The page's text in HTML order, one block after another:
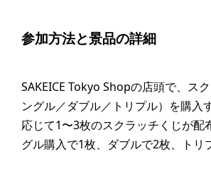
参加方法と景品の詳細
SAKEICE Tokyo Shopの店頭で、ス
ングル／ダブル／トリプル）を購入
応じて1〜3枚のスクラッチくじが配
グル購入で1枚、ダブルで2枚、トリ